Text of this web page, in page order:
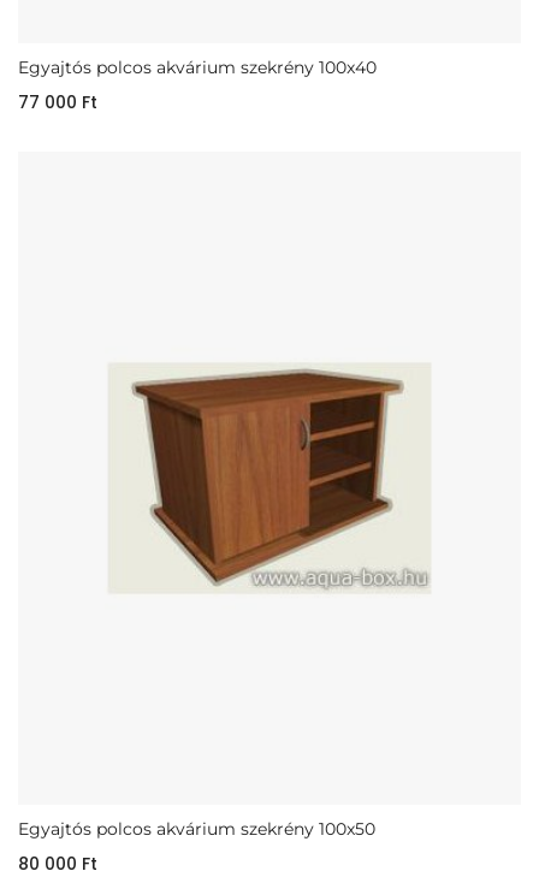
Egyajtós polcos akvárium szekrény 100x40
77 000 Ft
Egyajtós polcos akvárium szekrény 100x50
80 000 Ft